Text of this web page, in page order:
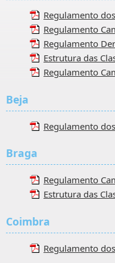
Regulamento
Regulamento
Regulamento
Estrutura das
Regulamento
Beja
Regulamento
Braga
Regulamento
Estrutura das
Coimbra
Regulamento